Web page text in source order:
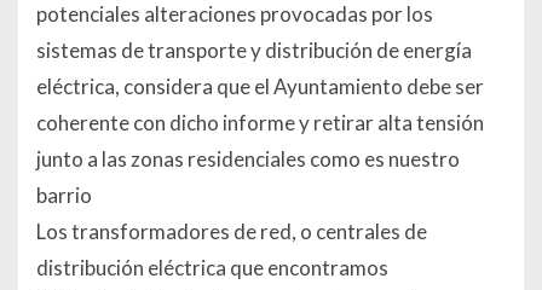
potenciales alteraciones provocadas por los
sistemas de transporte y distribución de energía
eléctrica, considera que el Ayuntamiento debe ser
coherente con dicho informe y retirar alta tensión
junto a las zonas residenciales como es nuestro
barrio
Los transformadores de red, o centrales de
distribución eléctrica que encontramos